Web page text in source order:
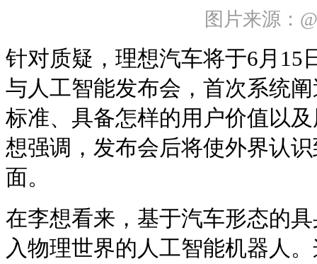
图片来源：
针对质疑，理想汽车将于6月15
与人工智能发布会，首次系统
标准、具备怎样的用户价值以
想强调，发布会后将使外界认
面。
在李想看来，基于汽车形态的
入物理世界的人工智能机器人